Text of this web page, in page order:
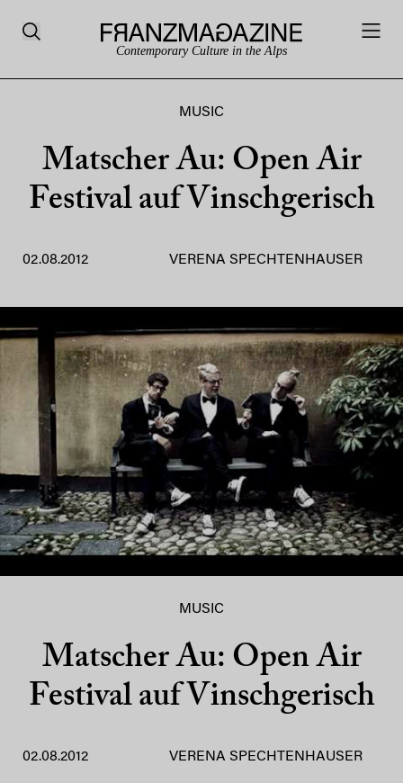
Contemporary Culture in the Alps
MUSIC
Matscher Au: Open Air
Festival auf Vinschgerisch
02.08.2012 VERENA SPECHTENHAUSER
MUSIC
Matscher Au: Open Air
Festival auf Vinschgerisch
02.08.2012 VERENA SPECHTENHAUSER